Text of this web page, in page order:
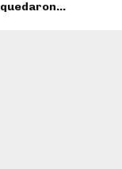
quedaron...